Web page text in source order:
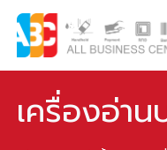
เครื่องอ่าน